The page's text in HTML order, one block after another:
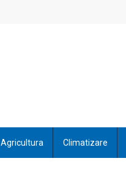
Agricultura Climatizare